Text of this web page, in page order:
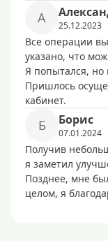
А 25.12.2023
Все операции
указано, что
Я попытался,
Пришлось
кабинет.
Б Борис
07.01.2024
Получив
я заметил
Позднее, мне
целом, я